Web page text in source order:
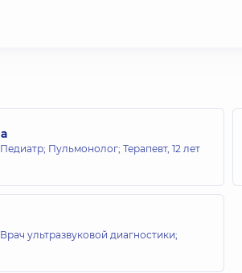
Пульмонолог; Терапевт, 12 лет
ультразвуковой диагностики;